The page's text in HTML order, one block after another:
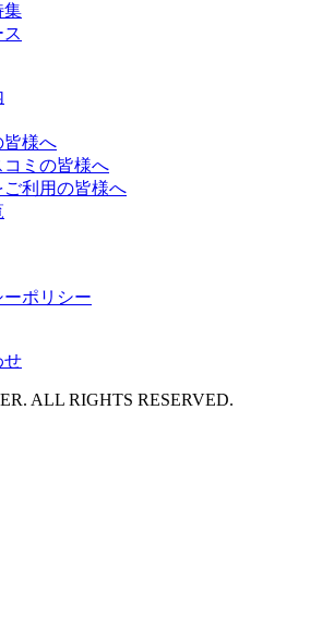
集
皆様へ
ミの皆様へ
利用の皆様へ
ポリシー
せ
ALL RIGHTS RESERVED.